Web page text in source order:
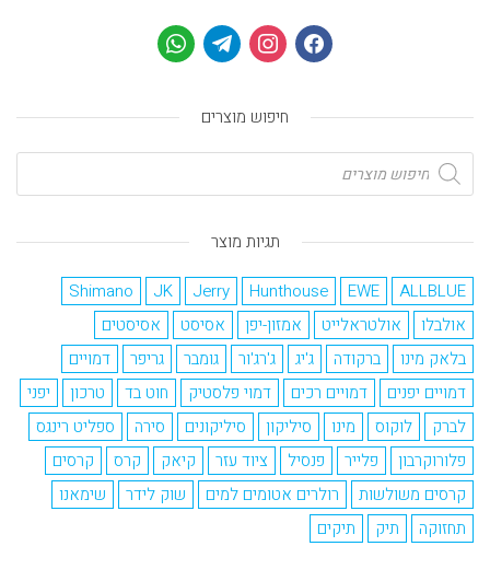
חיפוש מוצרים
תגיות מוצר
ALLBLUE
EWE
Hunthouse
Jerry
JK
Shimano
אולבלו
אולטראלייט אמזון-יפן אסיסט
אסיסטים
בלאק מינו
ברקודה ג'יג ג'רג'ור גומבר גריפר
דמויים
דמויים יפנים
דמויים רכים דמוי פלסטיק חוט בד טרכון
יפני
לברק
לוקוס מינו סיליקון סיליקונים סירה
ספליט רינגס
פלורוקרבון
פלייר פנסיל ציוד עזר קיאק קרס
קרסים
קרסים משולשות
רולרים אטומים למים שוק לידר
שימאנו
תחזוקה
תיק תיקים